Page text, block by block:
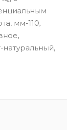
мм-110,